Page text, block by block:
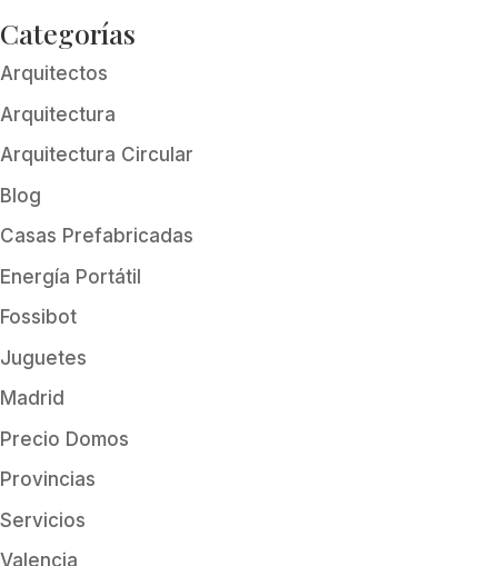
Categorías
Arquitectos
Arquitectura
Arquitectura Circular
Blog
Casas Prefabricadas
Energía Portátil
Fossibot
Juguetes
Madrid
Precio Domos
Provincias
Servicios
Valencia